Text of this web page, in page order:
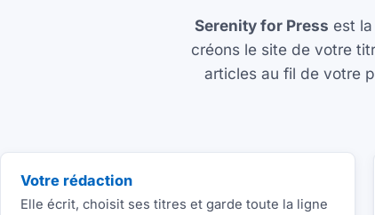
Serenity for Press est
créons le site de votre
articles au fil de votre
Votre rédaction
Elle écrit, choisit ses titres et garde toute la ligne